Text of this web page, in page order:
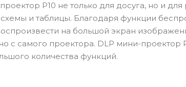
Р10 не только для досуга, но и
и таблицы. Благодаря функции
на большой экран
с самого проектора. DLP мини-проектор
количества функций.